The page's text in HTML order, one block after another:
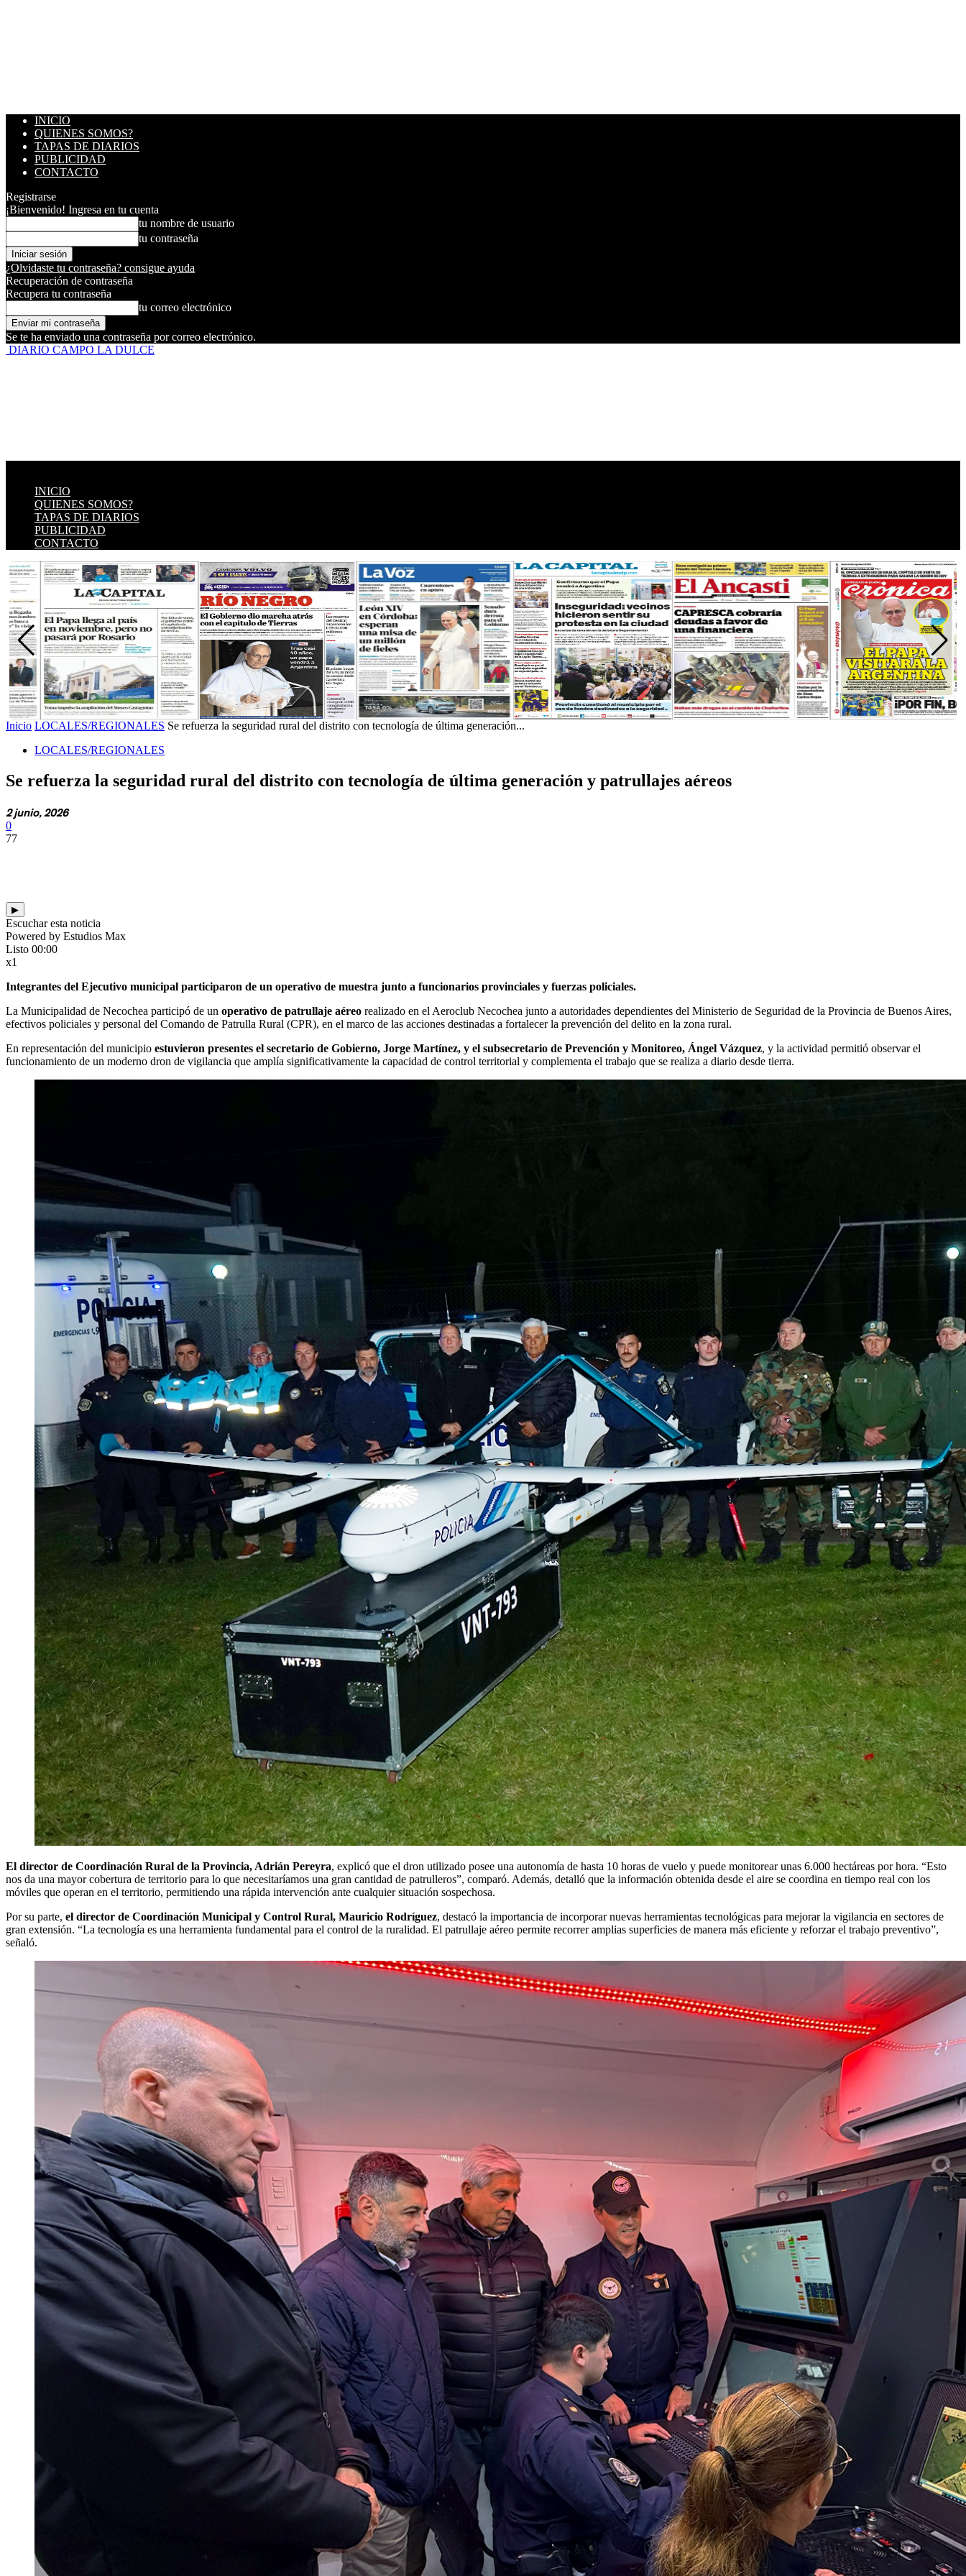
INICIO
QUIENES SOMOS?
TAPAS DE DIARIOS
PUBLICIDAD
CONTACTO
Registrarse
¡Bienvenido! Ingresa en tu cuenta
tu nombre de usuario
tu contraseña
¿Olvidaste tu contraseña? consigue ayuda
Recuperación de contraseña
Recupera tu contraseña
tu correo electrónico
Se te ha enviado una contraseña por correo electrónico.
DIARIO CAMPO LA DULCE
INICIO
QUIENES SOMOS?
TAPAS DE DIARIOS
PUBLICIDAD
CONTACTO
Inicio LOCALES/REGIONALES Se refuerza la seguridad rural del distrito con tecnología de última generación...
LOCALES/REGIONALES
Se refuerza la seguridad rural del distrito con tecnología de última generación y patrullajes aéreos
2 junio, 2026
0
77
▶
Escuchar esta noticia
Powered by Estudios Max
Listo 00:00
x1
Integrantes del Ejecutivo municipal participaron de un operativo de muestra junto a funcionarios provinciales y fuerzas policiales.
La Municipalidad de Necochea participó de un operativo de patrullaje aéreo realizado en el Aeroclub Necochea junto a autoridades dependientes del Ministerio de Seguridad de la Provincia de Buenos Aires,
efectivos policiales y personal del Comando de Patrulla Rural (CPR), en el marco de las acciones destinadas a fortalecer la prevención del delito en la zona rural.
En representación del municipio estuvieron presentes el secretario de Gobierno, Jorge Martínez, y el subsecretario de Prevención y Monitoreo, Ángel Vázquez, y la actividad permitió observar el
funcionamiento de un moderno dron de vigilancia que amplía significativamente la capacidad de control territorial y complementa el trabajo que se realiza a diario desde tierra.
El director de Coordinación Rural de la Provincia, Adrián Pereyra, explicó que el dron utilizado posee una autonomía de hasta 10 horas de vuelo y puede monitorear unas 6.000 hectáreas por hora. “Esto
nos da una mayor cobertura de territorio para lo que necesitaríamos una gran cantidad de patrulleros”, comparó. Además, detalló que la información obtenida desde el aire se coordina en tiempo real con los
móviles que operan en el territorio, permitiendo una rápida intervención ante cualquier situación sospechosa.
Por su parte, el director de Coordinación Municipal y Control Rural, Mauricio Rodríguez, destacó la importancia de incorporar nuevas herramientas tecnológicas para mejorar la vigilancia en sectores de
gran extensión. “La tecnología es una herramienta fundamental para el control de la ruralidad. El patrullaje aéreo permite recorrer amplias superficies de manera más eficiente y reforzar el trabajo preventivo”,
señaló.